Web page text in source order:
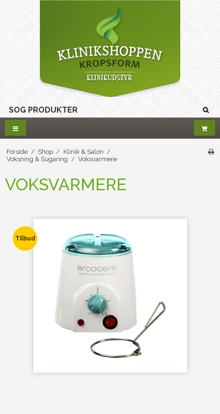
Forside / Shop / Klinik & Salon /
Voksning & Sugaring / Voksvarmere
VOKSVARMERE
Tilbud